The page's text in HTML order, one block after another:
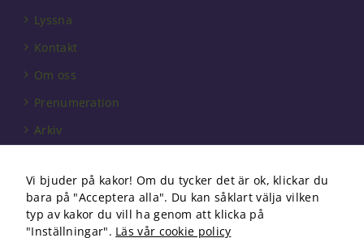
Lyssna
Kontakt
Om oss
Prenumeration
Arkiv
Förbundet
Om cookies
Vi bjuder på kakor! Om du tycker det är ok, klickar du
bara på "Acceptera alla". Du kan såklart välja vilken
typ av kakor du vill ha genom att klicka på
"Inställningar". Läs vår cookie policy
fungera.